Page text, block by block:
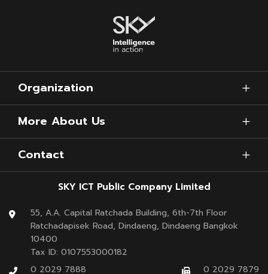
กลุ่มผู้ที่ต้องการทราบปริมาณภูมิคุ้มกันก่อนฉีดวัคซีนป้องกัน
สามารถตรวจหลังฉีดวัคซีนเข็มที่ 2 ประมาณ 14 – 28 วัน
ทราบผลภายใน 1 – 2 ชั่วโมง
สำหรับ 1 ท่าน
ราคา 1,200 บาท
ตรวจ 2 ครั้ง
(ก่อนรับวัคซีนเข็มแรก และหลังรับวัคซีนเข็มที่ 2)
Organization
More About Us
Contact
SKY ICT Public Company Limited
55, A.A. Capital Ratchada Building, 6th-7th Floor
Ratchadapisek Road, Dindaeng, Dindaeng Bangkok
10400
Tax ID: 0107553000182
0 2029 7888
0 2029 7879